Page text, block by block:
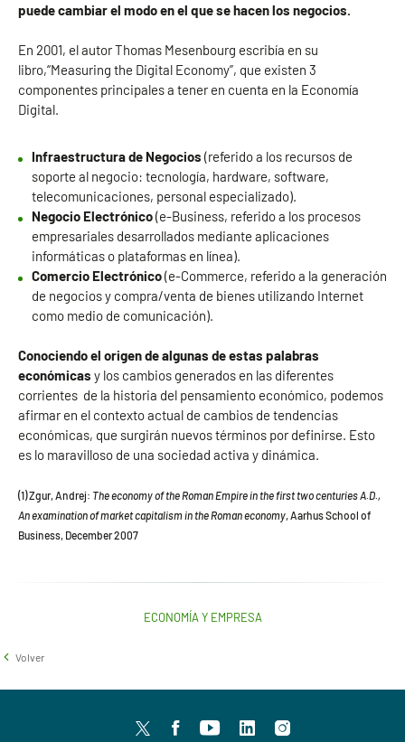
puede cambiar el modo en el que se hacen los negocios.
En 2001, el autor Thomas Mesenbourg escribía en su
libro,“Measuring the Digital Economy”, que existen 3
componentes principales a tener en cuenta en la Economía
Digital.
Infraestructura de Negocios (referido a los recursos de
soporte al negocio: tecnología, hardware, software,
telecomunicaciones, personal especializado).
Negocio Electrónico(e-Business, referido a los procesos
empresariales desarrollados mediante aplicaciones
informáticas o plataformas en línea).
Comercio Electrónico(e-Commerce, referido a la generación
de negocios y compra/venta de bienes utilizando Internet
como medio de comunicación).
Conociendo el origen de algunas de estas palabras
económicas y los cambios generados en las diferentes
corrientes de la historia del pensamiento económico, podemos
afirmar en el contexto actual de cambios de tendencias
económicas, que surgirán nuevos términos por definirse. Esto
es lo maravilloso de una sociedad activa y dinámica.
(1) Zgur, Andrej: The economy of the Roman Empire in the first two centuries A.D.,
An examination of market capitalism in the Roman economy , Aarhus School of
Business, December 2007
ECONOMÍA Y EMPRESA
Volver
TwitterfacebookyoutubeLinkedInInstagram